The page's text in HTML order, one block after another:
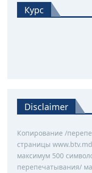
Курс
Disclaimer
Копирование /
страницы
максимум 500
перепечатывания/